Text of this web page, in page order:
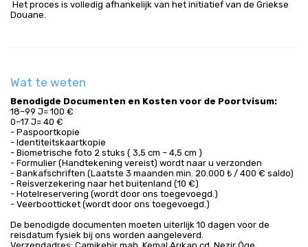
Douane.
Wat te weten
Benodigde Documenten en Kosten voor de Poortvisum:
18–99 J= 100 €
0–17 J= 40 €
- Paspoortkopie
- Identiteitskaartkopie
- Biometrische foto 2 stuks ( 3,5 cm – 4,5 cm )
- Formulier (Handtekening vereist) wordt naar u verzonden
- Bankafschriften (Laatste 3 maanden min. 20.000 ₺ / 400 € saldo)
- Reisverzekering naar het buitenland (10 €)
- Hotelreservering (wordt door ons toegevoegd.)
- Veerbootticket (wordt door ons toegevoegd.)
De benodigde documenten moeten uiterlijk 10 dagen voor de
reisdatum fysiek bij ons worden aangeleverd.